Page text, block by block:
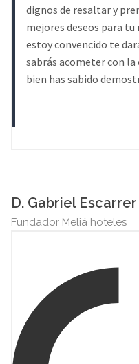
dignos de resaltar y
mejores deseos para
estoy convencido te
sabrás acometer con la
bien has sabido
D. Gabriel Escarrer
Fundador Meliá hoteles